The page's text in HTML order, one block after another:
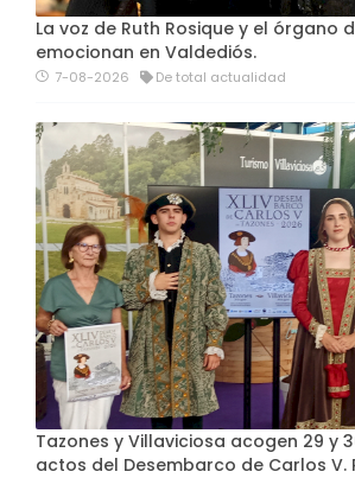
La voz de Ruth Rosique y el órgano
emocionan en Valdediós.
7-08-2026 De total actualidad
Tazones y Villaviciosa acogen 29 y
actos del Desembarco de Carlos V.